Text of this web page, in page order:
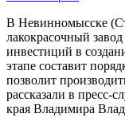
В Невинномысске
лакокрасочный
инвестиций в
этапе составит
позволит
рассказали в пресс-
края Владимира